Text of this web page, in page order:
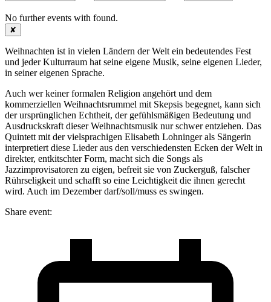
No further events with found.
✘
Weihnachten ist in vielen Ländern der Welt ein bedeutendes Fest
und jeder Kulturraum hat seine eigene Musik, seine eigenen Lieder,
in seiner eigenen Sprache.
Auch wer keiner formalen Religion angehört und dem
kommerziellen Weihnachtsrummel mit Skepsis begegnet, kann sich
der ursprünglichen Echtheit, der gefühlsmäßigen Bedeutung und
Ausdruckskraft dieser Weihnachtsmusik nur schwer entziehen. Das
Quintett mit der vielsprachigen Elisabeth Lohninger als Sängerin
interpretiert diese Lieder aus den verschiedensten Ecken der Welt in
direkter, entkitschter Form, macht sich die Songs als
Jazzimprovisatoren zu eigen, befreit sie von Zuckerguß, falscher
Rührseligkeit und schafft so eine Leichtigkeit die ihnen gerecht
wird. Auch im Dezember darf/soll/muss es swingen.
Share event: